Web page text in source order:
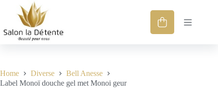
Home Diverse
Bell Anesse
Label Monoï douche gel met Monoi geur